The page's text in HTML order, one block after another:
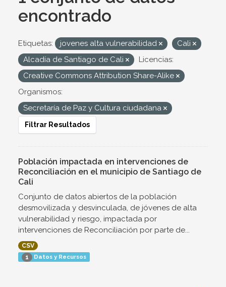
encontrado
Etiquetas: jovenes alta vulnerabilidad
Cali
Alcadía de Santiago de Cali
Licencias:
Creative Commons Attribution Share-Alike
Organismos:
Secretaría de Paz y Cultura ciudadana
Filtrar Resultados
Población impactada en intervenciones de
Reconciliación en el municipio de Santiago de
Cali
Conjunto de datos abiertos de la población
desmovilizada y desvinculada, de jóvenes de alta
vulnerabilidad y riesgo, impactada por
intervenciones de Reconciliación por parte de...
CSV
1 Datos y Recursos